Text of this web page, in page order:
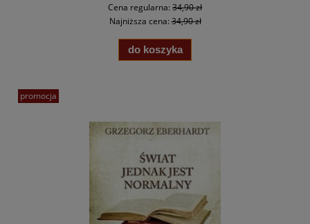
Cena regularna: 34,90 zł
Najniższa cena:34,90 zł
do koszyka
promocja